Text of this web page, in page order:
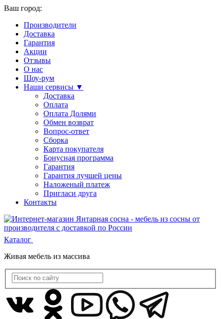
Ваш город:
Производители
Доставка
Гарантия
Акции
Отзывы
О нас
Шоу-рум
Наши сервисы ▼
Доставка
Оплата
Оплата Долями
Обмен возврат
Вопрос-ответ
Сборка
Карта покупателя
Бонусная программа
Гарантия
Гарантия лучшей цены
Наложеный платеж
Пригласи друга
Контакты
Каталог
Живая мебель из массива